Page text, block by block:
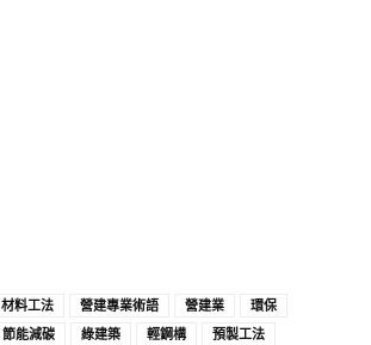
材料工法 營建專業術語 營建業
環保
節能減碳 綠建築 輕鋼構 預製工法